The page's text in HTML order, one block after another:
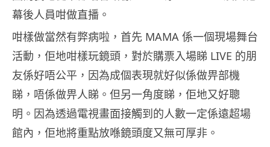
幕後人員咁做直播。
咁樣做當然有弊病啦，首先 MAMA 係一個現場舞台
活動，佢地咁樣玩鏡頭，對於購票入場睇 LIVE 的朋
友係好唔公平，因為成個表現就好似係做畀部機
睇，唔係做畀人睇。但另一角度睇，佢地又好聰
明。因為透過電視畫面接觸到的人數一定係遠超場
館內，佢地將重點放喺鏡頭度又無可厚非。